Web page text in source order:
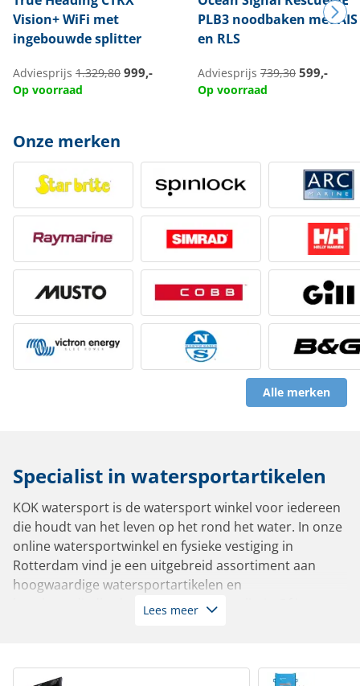
Vision+ WiFi met
ingebouwde splitter
Adviesprijs 1.329,80 999,-
Op voorraad
PLB3 noodbaken met AIS
en RLS
Adviesprijs 739,30 599,-
Op voorraad
Onze merken
Alle merken
Specialist in watersportartikelen
KOK watersport is de watersport winkel voor iedereen
die houdt van het leven op het rond het water. In onze
online watersportwinkel en fysieke vestiging in
Rotterdam vind je een uitgebreid assortiment aan
hoogwaardige watersportartikelen en
bootbenodigdheden van de beste kwaliteit. Of je nu
Met meer dan 10.000 artikelen op voorraad leverbaar
Lees meer